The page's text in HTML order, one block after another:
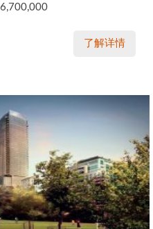
了解详情